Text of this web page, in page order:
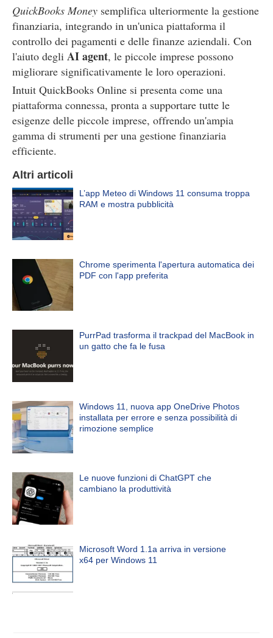
QuickBooks Money semplifica ulteriormente la gestione
finanziaria, integrando in un'unica piattaforma il
controllo dei pagamenti e delle finanze aziendali. Con
l'aiuto degli AI agent, le piccole imprese possono
migliorare significativamente le loro operazioni.
Intuit QuickBooks Online si presenta come una
piattaforma connessa, pronta a supportare tutte le
esigenze delle piccole imprese, offrendo un'ampia
gamma di strumenti per una gestione finanziaria
efficiente.
Altri articoli
L’app Meteo di Windows 11 consuma troppa
RAM e mostra pubblicità
Chrome sperimenta l'apertura automatica dei
PDF con l'app preferita
PurrPad trasforma il trackpad del MacBook in
un gatto che fa le fusa
Windows 11, nuova app OneDrive Photos
installata per errore e senza possibilità di
rimozione semplice
Le nuove funzioni di ChatGPT che
cambiano la produttività
Microsoft Word 1.1a arriva in versione
x64 per Windows 11